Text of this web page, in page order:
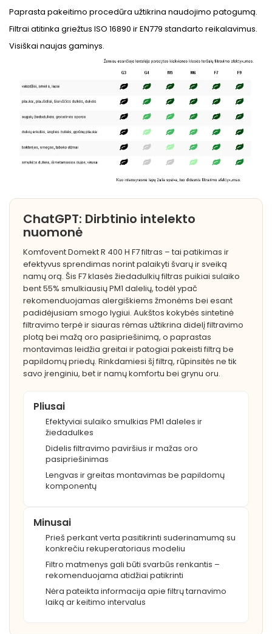
Paprasta pakeitimo procedūra užtikrina naudojimo patogumą.
Filtrai atitinka griežtus ISO 16890 ir EN779 standarto reikalavimus.
Visiškai naujas gaminys.
ChatGPT: Dirbtinio intelekto
nuomonė
Komfovent Domekt R 400 H F7 filtras – tai patikimas ir
efektyvus sprendimas norint palaikyti švarų ir sveiką
namų orą. Šis F7 klasės žiedadulkių filtras puikiai sulaiko
bent 55% smulkiausių PM1 dalelių, todėl ypač
rekomenduojamas alergiškiems žmonėms bei esant
padidėjusiam smogo lygiui. Aukštos kokybės sintetinė
filtravimo terpė ir siauras rėmas užtikrina didelį filtravimo
plotą bei mažą oro pasipriešinimą, o paprastas
montavimas leidžia greitai ir patogiai pakeisti filtrą be
papildomų priedų. Rinkdamiesi šį filtrą, rūpinsitės ne tik
savo įrenginiu, bet ir namų komfortu bei grynu oru.
Pliusai
Efektyviai sulaiko smulkias PM1 daleles ir
žiedadulkes
Didelis filtravimo paviršius ir mažas oro
pasipriešinimas
Lengvas ir greitas montavimas be papildomų
komponentų
Minusai
Prieš perkant verta pasitikrinti suderinamumą su
konkrečiu rekuperatoriaus modeliu
Filtro matmenys gali būti svarbūs renkantis –
rekomenduojama atidžiai patikrinti
Nėra pateikta informacija apie filtrų tarnavimo
laiką ar keitimo intervalus